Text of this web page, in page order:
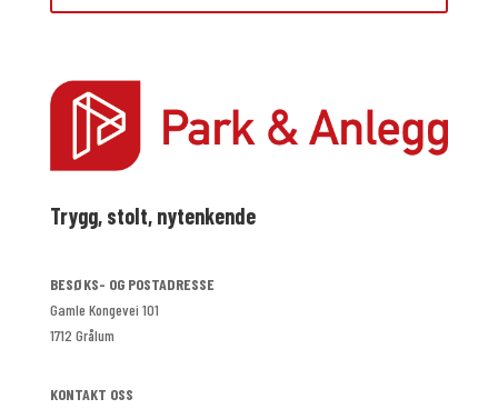
Trygg, stolt, nytenkende
BESØKS- OG POSTADRESSE
Gamle Kongevei 101
1712 Grålum
KONTAKT OSS